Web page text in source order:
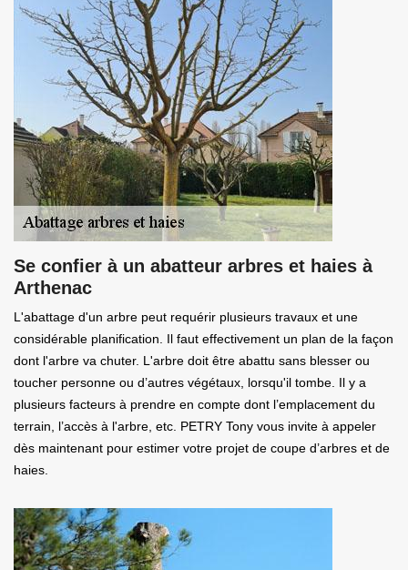
Se confier à un abatteur arbres et haies à
Arthenac
L'abattage d'un arbre peut requérir plusieurs travaux et une
considérable planification. Il faut effectivement un plan de la façon
dont l'arbre va chuter. L'arbre doit être abattu sans blesser ou
toucher personne ou d’autres végétaux, lorsqu'il tombe. Il y a
plusieurs facteurs à prendre en compte dont l’emplacement du
terrain, l’accès à l'arbre, etc. PETRY Tony vous invite à appeler
dès maintenant pour estimer votre projet de coupe d’arbres et de
haies.